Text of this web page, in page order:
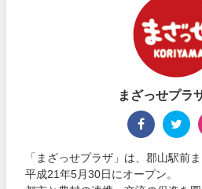
まざっせプラ
「まざっせプラザ」は、郡山駅前
平成21年5月30日にオープン。